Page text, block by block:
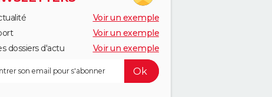
Voir un exemple
Voir un exemple
dossiers d'actu
Voir un exemple